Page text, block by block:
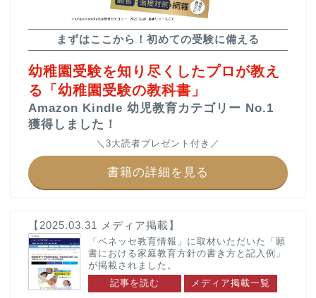
まずはここから！初めての受験に備える
幼稚園受験を知り尽くしたプロが教え
る「幼稚園受験の教科書」
Amazon Kindle 幼児教育カテゴリー No.1
獲得しました！
＼3大読者プレゼント付き／
書籍の詳細を見る
【2025.03.31 メディア掲載】
「ベネッセ教育情報」に取材いただいた「願
書における家庭教育方針の書き方と記入例」
が掲載されました。
記事を読む
メディア掲載一覧
▲小学校受験をプロが解説
ご依頼までの流れ よくあるご質問
カテゴリー
奈良県
奈良女子大学附属小学校
神奈川県
洗足学園大学附属幼稚園
カリタス幼稚園
幼稚園願書の書き方 幼稚園面接対策